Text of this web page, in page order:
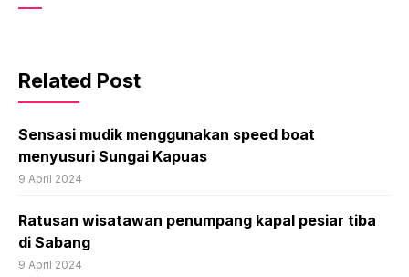
Related Post
Sensasi mudik menggunakan speed boat
menyusuri Sungai Kapuas
9 April 2024
Ratusan wisatawan penumpang kapal pesiar tiba
di Sabang
9 April 2024